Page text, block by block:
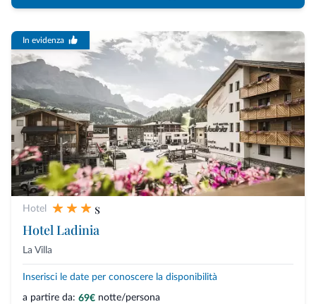
In evidenza
Hotel
s
Hotel Ladinia
La Villa
Inserisci le date per conoscere la disponibilità
a partire da: 69€ notte/persona